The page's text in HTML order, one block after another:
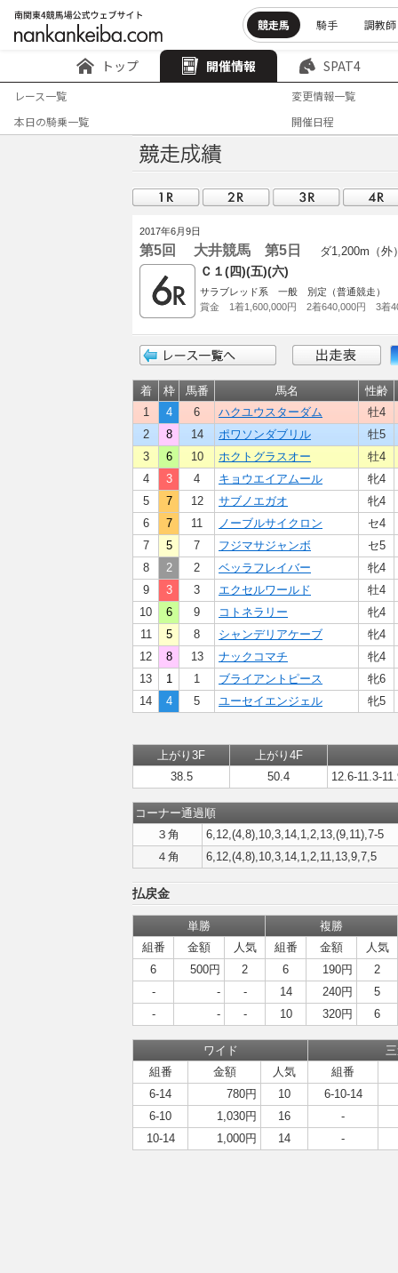
競走馬 騎手 調教師
トップ 開催情報 SPAT4
レース一覧
変更情報一覧
本日の騎乗一覧
開催日程
2017年6月9日
第5回 大井競馬 第5日 ダ1,200m（外
Ｃ１(四)(五)(六)
サラブレッド系 一般 別定（普通競走）
賞金 1着1,600,000円 2着640,000円 3着
着 枠 馬番 馬名
性齢
1
4 6 ハクユウスターダム
牡4
2
8 14 ポワソンダブリル
牡5
3
6 10 ホクトグラスオー
牡4
4
3 4 キョウエイアムール
牝4
5
7 12 サブノエガオ
牝4
6
7 11 ノーブルサイクロン
セ4
7
5 7 フジマサジャンボ
セ5
8
2 2 ベッラフレイバー
牝4
9
3 3 エクセルワールド
牡4
10
6 9 コトネラリー
牝4
11
5 8 シャンデリアケーブ
牝4
12
8 13 ナックコマチ
牝4
13
1 1 ブライアントピース
牝6
14
4 5 ユーセイエンジェル 牝5
上がり3F
上がり4F
38.5
50.4 12.6-11.3-
コーナー通過順
３角
6,12,(4,8),10,3,14,1,2,13,(9,11),7-5
４角
6,12,(4,8),10,3,14,1,2,11,13,9,7,5
払戻金
単勝
複勝
組番
金額 人気 組番 金額
人気
6
500円 2 6 190円
2
-
- - 14 240円
5
-
- - 10 320円 6
ワイド
組番
金額 人気
組番
6-14
780円 10
6-10-14
6-10
1,030円 16
-
10-14
1,000円 14 -